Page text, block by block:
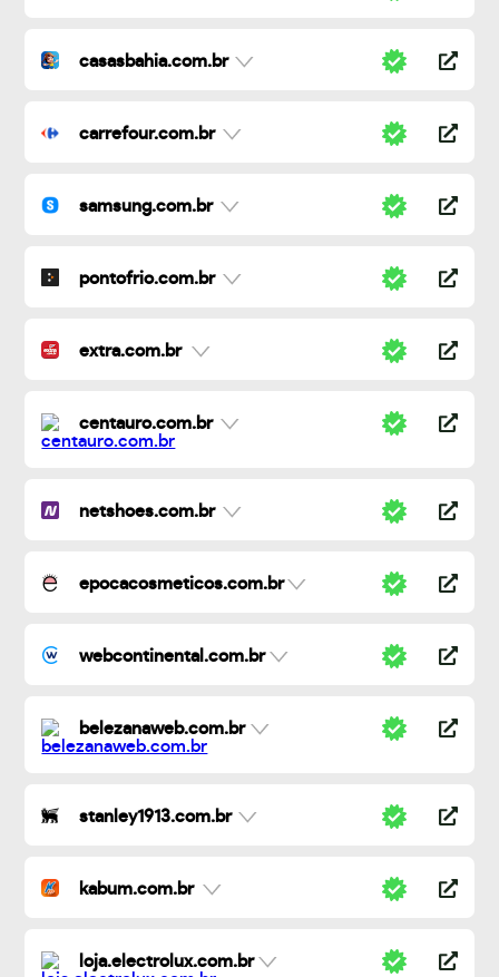
casasbahia.com.br
carrefour.com.br
samsung.com.br
pontofrio.com.br
extra.com.br
centauro.com.br
netshoes.com.br
epocacosmeticos.com.br
webcontinental.com.br
belezanaweb.com.br
stanley1913.com.br
kabum.com.br
loja.electrolux.com.br